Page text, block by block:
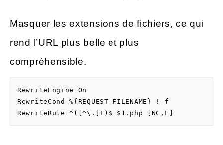
Masquer les extensions de fichiers, ce qui
rend l’URL plus belle et plus
compréhensible.
RewriteEngine On
RewriteCond %{REQUEST_FILENAME} !-f
RewriteRule ^([^\.]+)$ $1.php [NC,L]